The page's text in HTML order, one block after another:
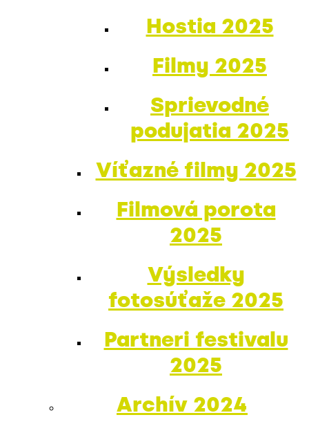
Hostia 2025
Filmy 2025
Sprievodné
podujatia 2025
Víťazné filmy 2025
Filmová porota
2025
Výsledky
fotosúťaže 2025
Partneri festivalu
2025
Archív 2024